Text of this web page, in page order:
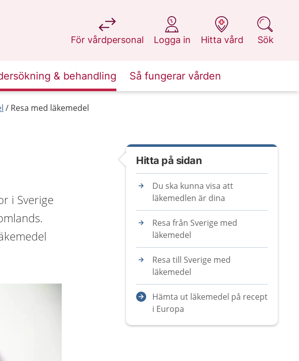
För vårdpersonal
på 1177.se
Logga in
på 1177.se
Hitta vård
på 1177.se
Sök
på 1177.se
& behandling Så fungerar vården
Resa med läkemedel
i Sverige
Hitta på sidan
Du ska kunna visa att
läkemedlen är dina
Resa från Sverige med
läkemedel
Resa till Sverige med
läkemedel
Hämta ut läkemedel på recept
i Europa